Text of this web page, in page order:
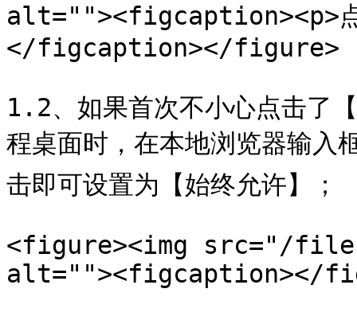
alt=""><figcaption><p>点
</figcaption></figure>
1.2、如果首次不小心点击了
程桌面时，在本地浏览器输
击即可设置为【始终允许】；
<figure><img src="/
alt=""><figcaption></